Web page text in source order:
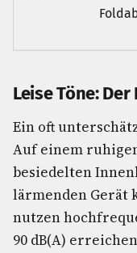
Leise Töne:
Ein oft
Auf einem
besiedelten
lärmenden Gerät
nutzen
90 dB(A)